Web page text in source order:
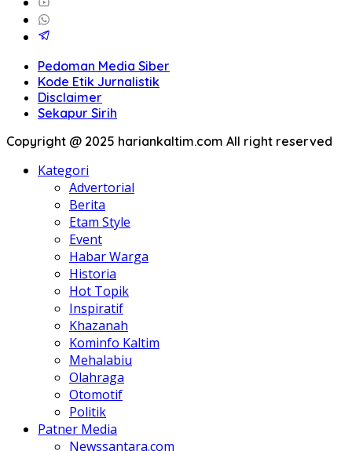
Pedoman Media Siber
Kode Etik Jurnalistik
Disclaimer
Sekapur Sirih
Copyright @ 2025 hariankaltim.com All right reserved
Kategori
Advertorial
Berita
Etam Style
Event
Habar Warga
Historia
Hot Topik
Inspiratif
Khazanah
Kominfo Kaltim
Mehalabiu
Olahraga
Otomotif
Politik
Patner Media
Newssantara.com